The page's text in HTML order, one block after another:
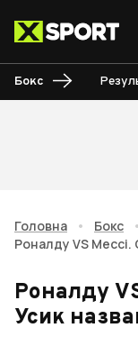
Бокс
Головна • Бокс
•
Роналду VS Мессі.
Роналду
Усик